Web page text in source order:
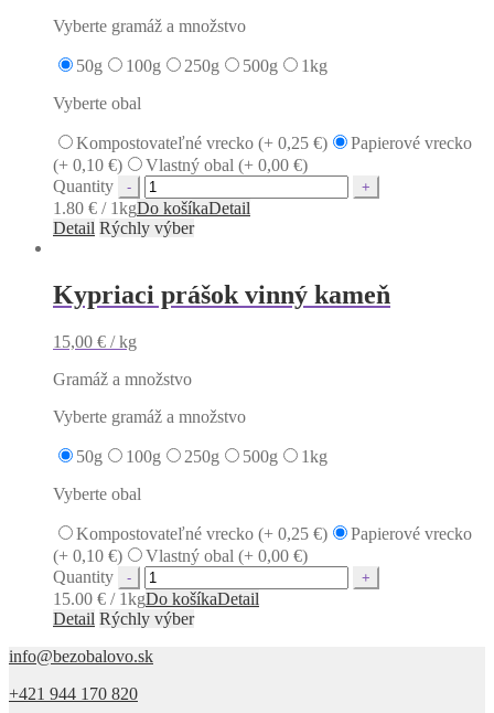
Vyberte gramáž a množstvo
50g 100g 250g 500g
1kg
Vyberte obal
Kompostovateľné vrecko (+ 0,25 €)
Papierové vrecko
(+ 0,10 €) Vlastný obal (+ 0,00 €)
Quantity
1.80 € / 1kgDo košíkaDetail
Detail Rýchly výber
Kypriaci prášok vinný kameň
15,00 € / kg
Gramáž a množstvo
Vyberte gramáž a množstvo
50g 100g 250g 500g
1kg
Vyberte obal
Kompostovateľné vrecko (+ 0,25 €)
Papierové vrecko
(+ 0,10 €) Vlastný obal (+ 0,00 €)
Quantity
15.00 € / 1kgDo košíkaDetail
Detail Rýchly výber
info@bezobalovo.sk
+421 944 170 820